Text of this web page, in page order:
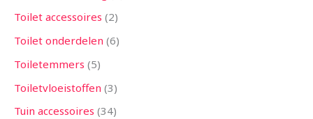
Toilet accessoires 2
Toilet onderdelen 6
Toiletemmers 5
Toiletvloeistoffen 3
Tuin accessoires 34